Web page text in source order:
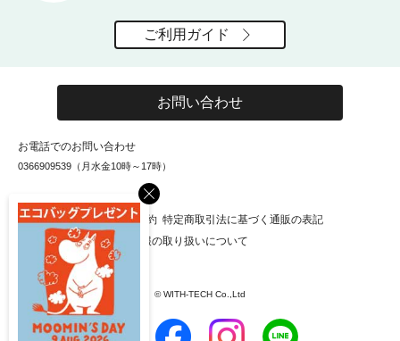
×
ご利用ガイド
お問い合わせ
お電話でのお問い合わせ
0366909539（月水金10時～17時）
お知らせ 会社概要 利用規約 特定商取引法に基づく通販の表記
個人情報保護方針 個人情報の取り扱いについて
© WITH-TECH Co.,Ltd